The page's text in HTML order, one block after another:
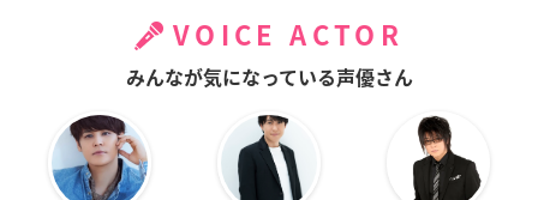
VOICE ACTOR
みんなが気になっている声優さん